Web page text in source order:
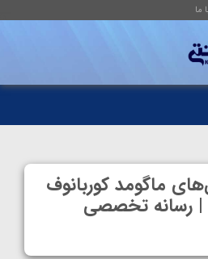
ما
ماگومد کوربانوف
| رسانه تخصصی